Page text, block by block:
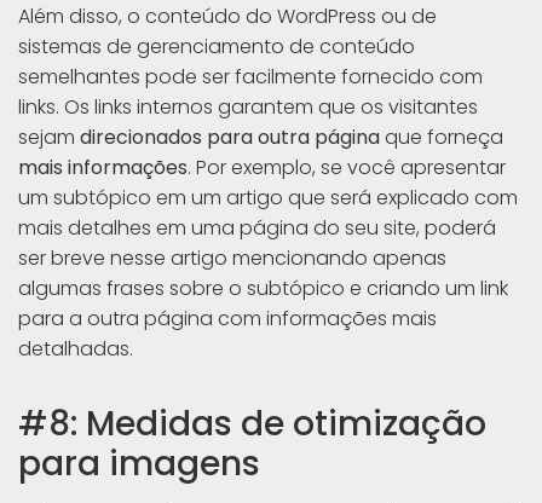
Além disso, o conteúdo do WordPress ou de
sistemas de gerenciamento de conteúdo
semelhantes pode ser facilmente fornecido com
links. Os links internos garantem que os visitantes
sejam direcionados para outra páginaque forneça
mais informações. Por exemplo, se você apresentar
um subtópico em um artigo que será explicado com
mais detalhes em uma página do seu site, poderá
ser breve nesse artigo mencionando apenas
algumas frases sobre o subtópico e criando um link
para a outra página com informações mais
detalhadas.
#8: Medidas de otimização
para imagens